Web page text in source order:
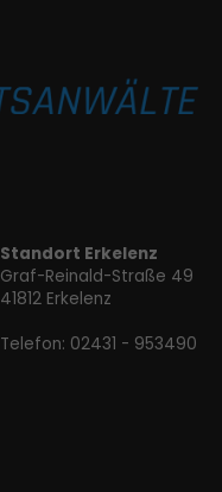
Standort Erkelenz
Graf-Reinald-Straße 49
41812 Erkelenz
Telefon: 02431 - 953490